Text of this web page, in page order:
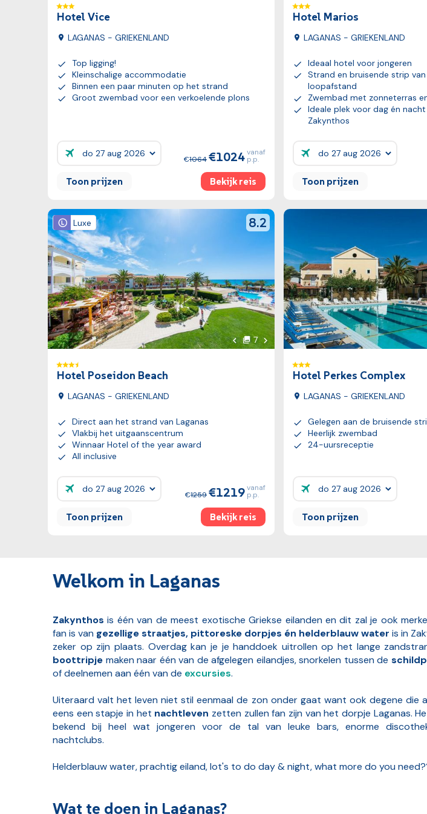
Hotel Vice
LAGANAS - GRIEKENLAND
Top ligging!
Kleinschalige accommodatie
Binnen een paar minuten op het strand
Groot zwembad voor een verkoelende plons
Prijzen: 1064 1024vanaf
p.p.
Toon prijzen Bekijk reis
Hotel Marios
LAGANAS - GRIEKENLAND
Ideaal hotel voor jongeren
Strand en bruisende strip
loopafstand
Zwembad met zonneterras
Ideale plek voor dag én
Zakynthos
Prijzen:
Toon prijzen
Luxe reviewScore
8.2
Bekijk reis
Vorige foto
7
foto's
Volgende foto
Hotel Poseidon Beach
LAGANAS - GRIEKENLAND
Direct aan het strand van Laganas
Vlakbij het uitgaanscentrum
Winnaar Hotel of the year award
All inclusive
Prijzen: 1259 1219vanaf
p.p.
Toon prijzen Bekijk reis
Bekijk reis
Hotel Perkes Complex
LAGANAS - GRIEKENLAND
Gelegen aan de bruisende
Heerlijk zwembad
24-uursreceptie
Prijzen:
Toon prijzen
Welkom in Laganas
Zakynthos is één van de meest exotische Griekse eilanden en dit zal je ook
fan is van gezellige straatjes, pittoreske dorpjes én helderblauw water is in
zeker op zijn plaats. Overdag kan je je handdoek uitrollen op het lange
boottripje maken naar één van de afgelegen eilandjes, snorkelen tussen de
of deelnemen aan één van de excursies.
Uiteraard valt het leven niet stil eenmaal de zon onder gaat want ook degene die
eens een stapje in het nachtleven zetten zullen fan zijn van het dorpje Laganas.
bekend bij heel wat jongeren voor de tal van leuke bars, enorme
nachtclubs.
Helderblauw water, prachtig eiland, lot's to do day & night, what more do you
Wat te doen in Laganas?